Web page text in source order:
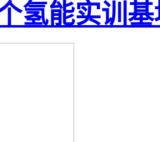
氢能实训